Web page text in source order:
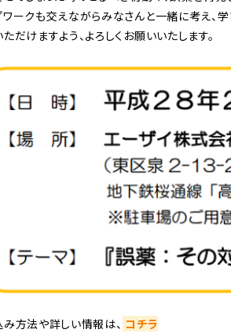
ークも交えながらみなさんと一緒に考え、学
だけますよう、よろしくお願いいたします。
み方法や詳しい情報は、 コチラ